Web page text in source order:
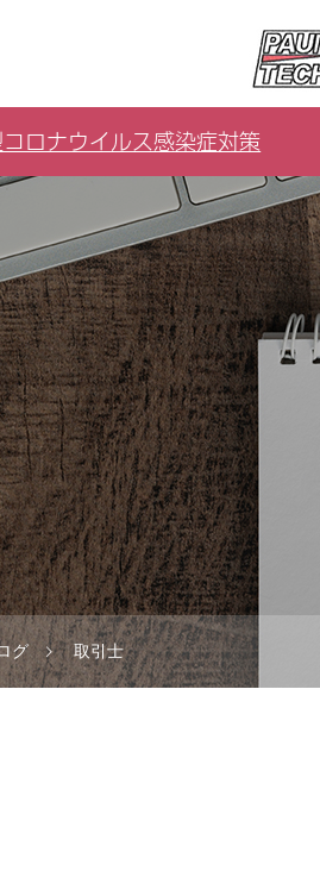
ロナウイルス感染症対策
グ 取引士